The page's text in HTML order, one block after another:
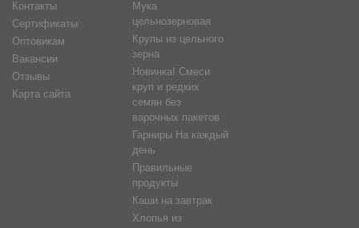
Контакты
Сертификаты
Оптовикам
Вакансии
Отзывы
Карта сайта
Мука
цельнозерновая
Крупы из цельного
зерна
Новинка! Смеси
круп и редких
семян без
варочных пакетов
Гарниры На каждый
день
Правильные
продукты
Каши на завтрак
Хлопья из